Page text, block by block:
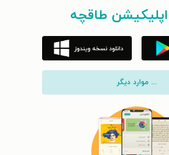
اپلیکیشن طاقچه
... موارد دیگر